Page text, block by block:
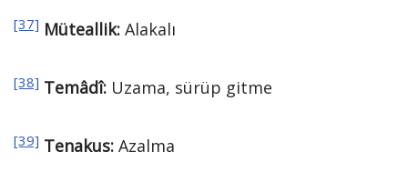
[37] Müteallik: Alakalı
[38] Temâdî: Uzama, sürüp gitme
[39] Tenakus: Azalma